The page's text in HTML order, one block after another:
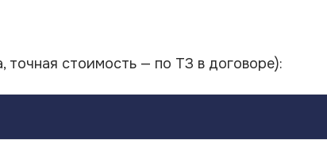
точная стоимость — по ТЗ в договоре):